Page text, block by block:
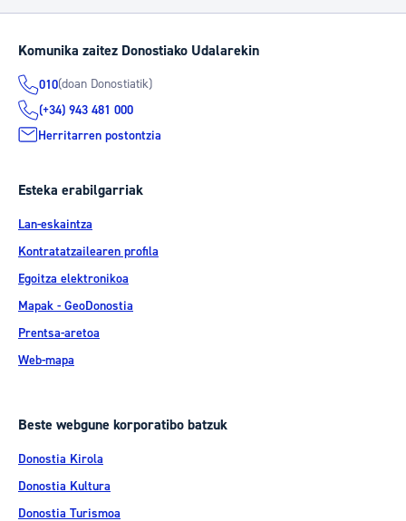
Komunika zaitez Donostiako Udalarekin
010(doan Donostiatik)
(+34) 943 481 000
Herritarren postontzia
Esteka erabilgarriak
Lan-eskaintza
Kontratatzailearen profila
Egoitza elektronikoa
Mapak - GeoDonostia
Prentsa-aretoa
Web-mapa
Beste webgune korporatibo batzuk
Donostia Kirola
Donostia Kultura
Donostia Turismoa